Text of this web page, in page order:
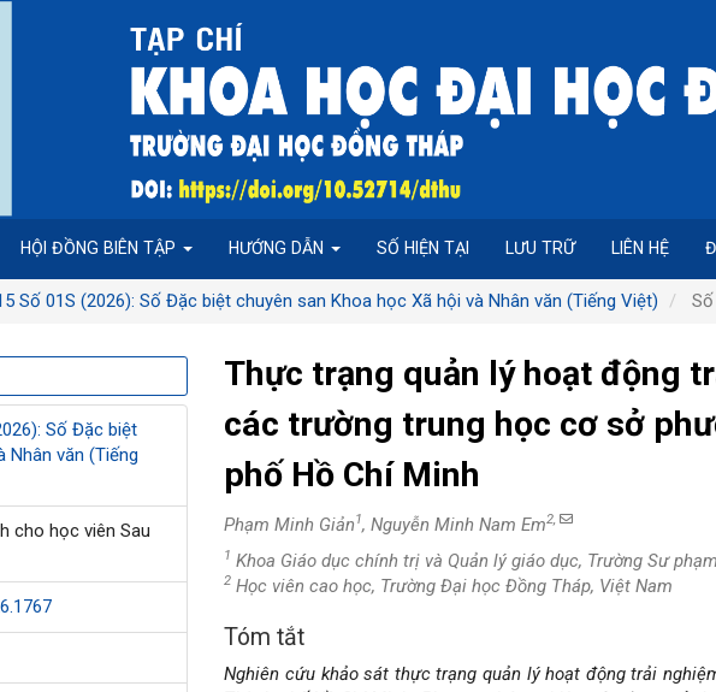
HỘI ĐỒNG BIÊN TẬP HƯỚNG DẪN SỐ HIỆN TẠI LƯU TRỮ LIÊN HỆ
Số 01S (2026): Số Đặc biệt chuyên san Khoa học Xã hội và Nhân văn (Tiếng Việt)
Số Đặc biệt
Nhân văn (Tiếng
cho học viên Sau
Thực trạng quản lý hoạt động
các trường trung học cơ sở
phố Hồ Chí Minh
Phạm Minh Giản1, Nguyễn Minh Nam Em2,
1 Khoa Giáo dục chính trị và Quản lý giáo dục, Trường Sư
2 Học viên cao học, Trường Đại học Đồng Tháp, Việt Nam
Nội
Tóm tắt
Nghiên cứu khảo sát thực trạng quản lý hoạt động trải